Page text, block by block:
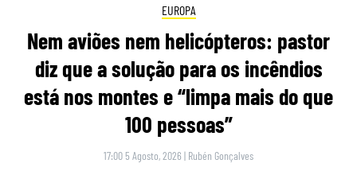
EUROPA
Nem aviões nem helicópteros: pastor
diz que a solução para os incêndios
está nos montes e “limpa mais do que
100 pessoas”
17:00 5 Agosto, 2026 | Rubén Gonçalves